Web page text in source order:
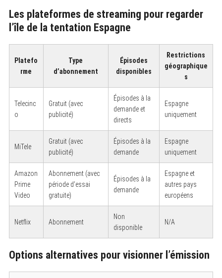
Les plateformes de streaming pour regarder
l’île de la tentation Espagne
Platefo
rme
Type
d’abonnement
Épisodes
disponibles
Restrictions
géographique
s
Telecinc
o
Gratuit (avec
publicité)
Épisodes à la
demande et
directs
Espagne
uniquement
MiTele
Gratuit (avec
publicité)
Épisodes à la
demande
Espagne
uniquement
Amazon
Prime
Video
Abonnement (avec
période d’essai
gratuite)
Épisodes à la
demande
Espagne et
autres pays
européens
Netflix Abonnement
Non
disponible
N/A
Options alternatives pour visionner l’émission